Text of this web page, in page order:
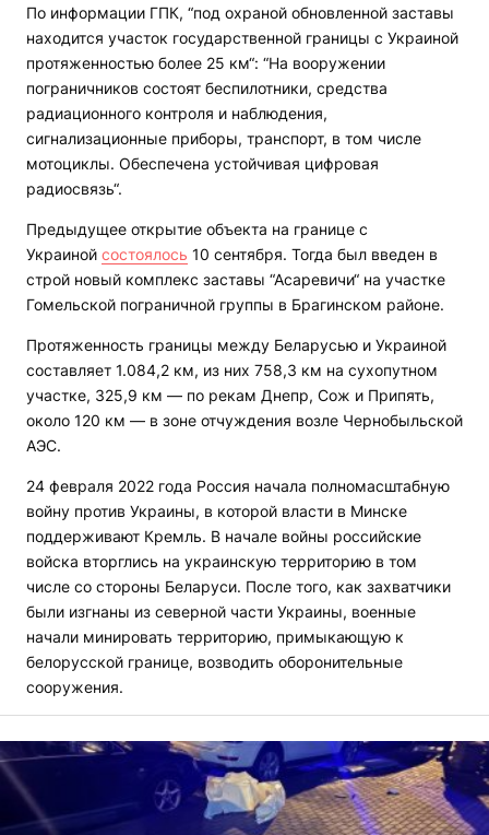
По информации ГПК, “под охраной обновленной заставы
находится участок государственной границы с Украиной
протяженностью более 25 км“: “На вооружении
пограничников состоят беспилотники, средства
радиационного контроля и наблюдения,
сигнализационные приборы, транспорт, в том числе
мотоциклы. Обеспечена устойчивая цифровая
радиосвязь“.
Предыдущее открытие объекта на границе с
Украиной состоялось 10 сентября. Тогда был введен в
строй новый комплекс заставы “Асаревичи“ на участке
Гомельской пограничной группы в Брагинском районе.
Протяженность границы между Беларусью и Украиной
составляет 1.084,2 км, из них 758,3 км на сухопутном
участке, 325,9 км — по рекам Днепр, Сож и Припять,
около 120 км — в зоне отчуждения возле Чернобыльской
АЭС.
24 февраля 2022 года Россия начала полномасштабную
войну против Украины, в которой власти в Минске
поддерживают Кремль. В начале войны российские
войска вторглись на украинскую территорию в том
числе со стороны Беларуси. После того, как захватчики
были изгнаны из северной части Украины, военные
начали минировать территорию, примыкающую к
белорусской границе, возводить оборонительные
сооружения.